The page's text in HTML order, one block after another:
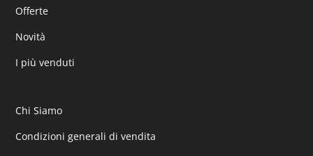
Offerte
Novità
I più venduti
Chi Siamo
Condizioni generali di vendita